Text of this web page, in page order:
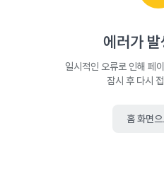
에러가
일시적인 오류로 인해 페
잠시 후 다시
홈 화면